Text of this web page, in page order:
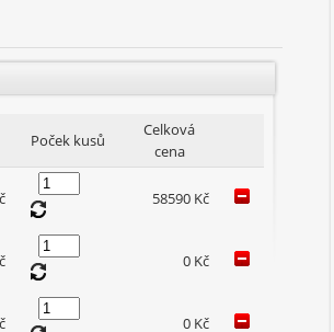
Poček kusů
Celková
cena
58590 Kč
0 Kč
0 Kč